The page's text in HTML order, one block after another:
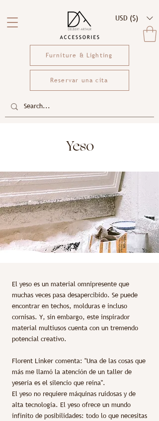
USD ($)
Furniture & Lighting
Reservar una cita
Yeso
El yeso es un material omnipresente que
muchas veces pasa desapercibido. Se puede
encontrar en techos, molduras e incluso
cornisas. Y, sin embargo, este inspirador
material multiusos cuenta con un tremendo
potencial creativo.
Florent Linker comenta: "Una de las cosas que
más me llamó la atención de un taller de
yesería es el silencio que reina".
El yeso no requiere máquinas ruidosas y de
alta tecnología. El yeso ofrece un mundo
infinito de posibilidades: todo lo que necesitas